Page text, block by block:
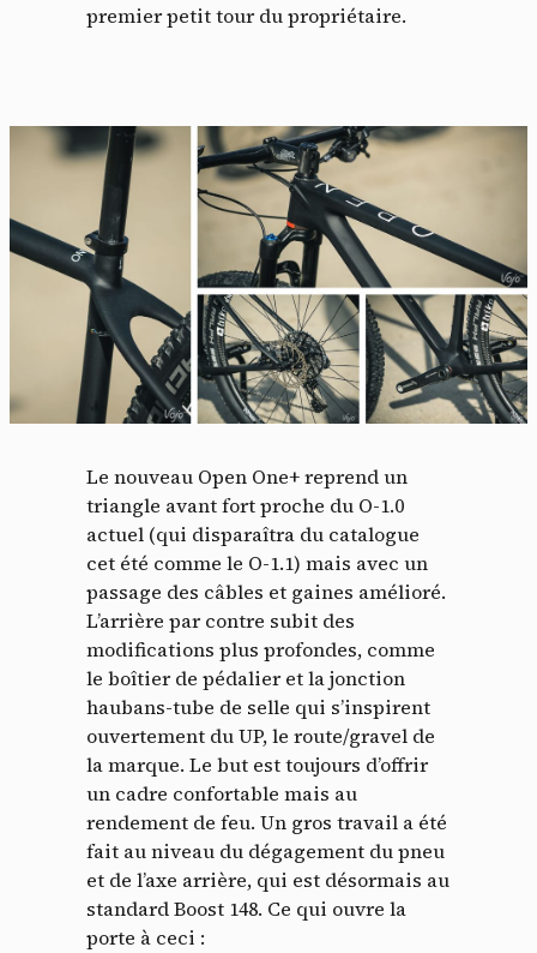
premier petit tour du propriétaire.
Le nouveau Open One+ reprend un
triangle avant fort proche du O-1.0
actuel (qui disparaîtra du catalogue
cet été comme le O-1.1) mais avec un
passage des câbles et gaines amélioré.
L’arrière par contre subit des
modifications plus profondes, comme
le boîtier de pédalier et la jonction
haubans-tube de selle qui s’inspirent
ouvertement du UP, le route/gravel de
la marque. Le but est toujours d’offrir
un cadre confortable mais au
rendement de feu. Un gros travail a été
fait au niveau du dégagement du pneu
et de l’axe arrière, qui est désormais au
standard Boost 148. Ce qui ouvre la
porte à ceci :